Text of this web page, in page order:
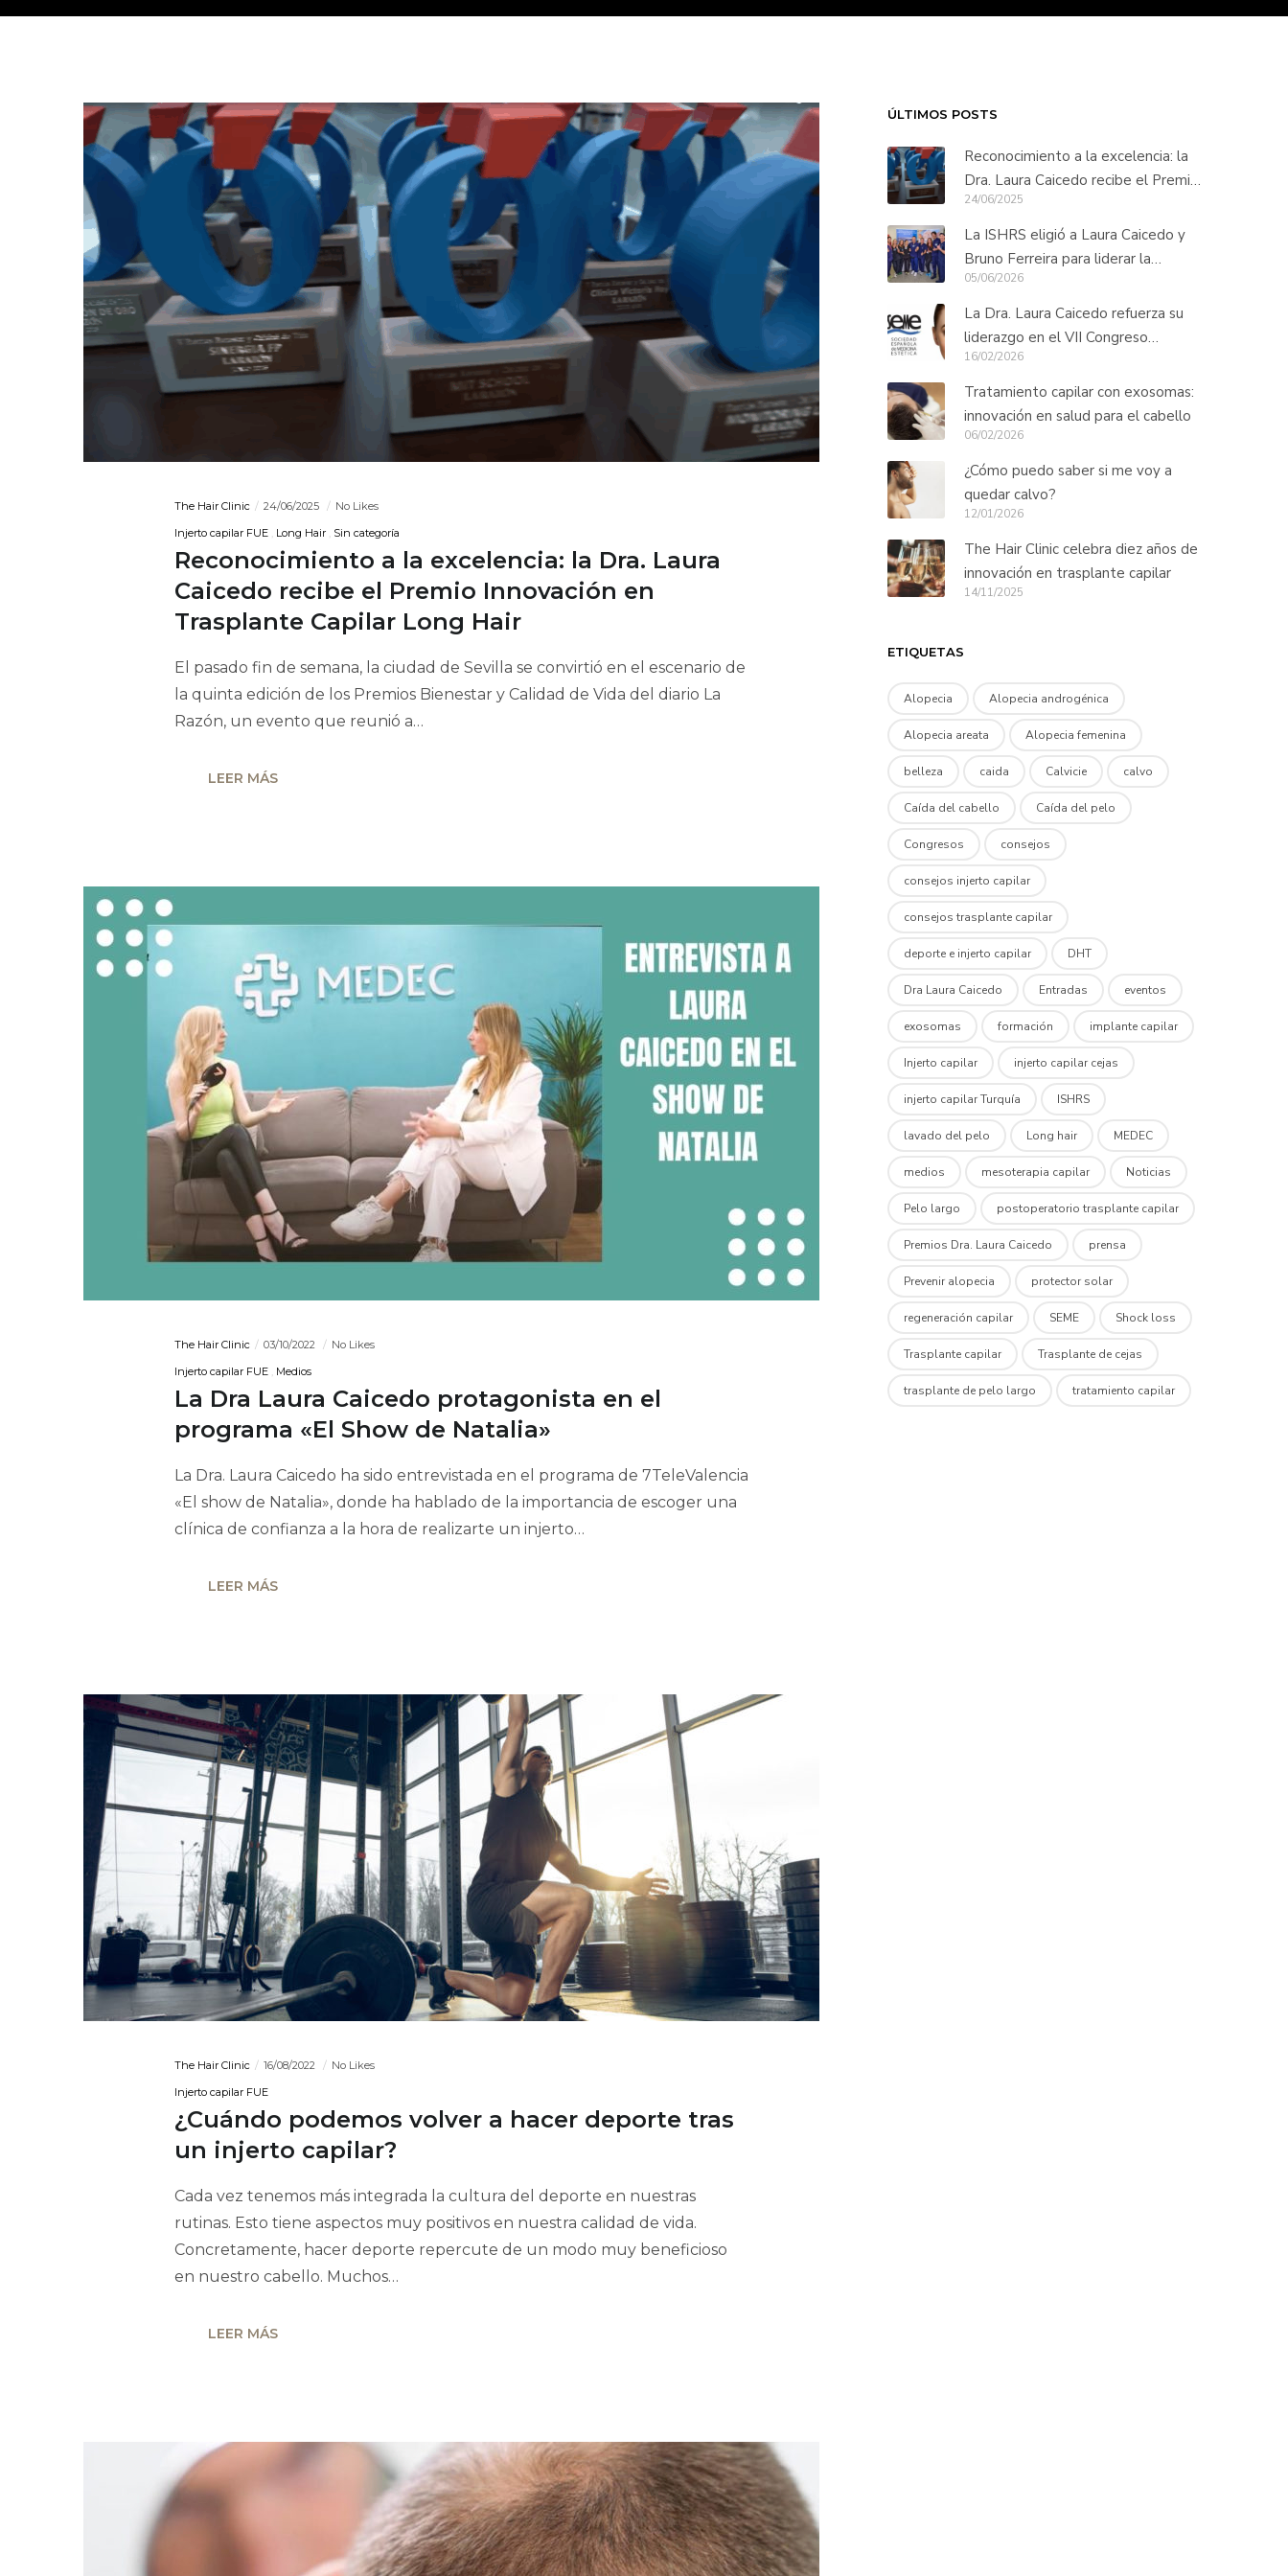
The Hair Clinic 24/06/2025
No Likes
Injerto capilar FUE
Long Hair Sin categoría
Reconocimiento a la excelencia: la Dra. Laura
Caicedo recibe el Premio Innovación en
Trasplante Capilar Long Hair
El pasado fin de semana, la ciudad de Sevilla se convirtió en el escenario de
la quinta edición de los Premios Bienestar y Calidad de Vida del diario La
Razón, un evento que reunió a…
LEER MÁS
The Hair Clinic 03/10/2022
No Likes
Injerto capilar FUE
Medios
La Dra Laura Caicedo protagonista en el
programa «El Show de Natalia»
La Dra. Laura Caicedo ha sido entrevistada en el programa de 7TeleValencia
«El show de Natalia», donde ha hablado de la importancia de escoger una
clínica de confianza a la hora de realizarte un injerto…
LEER MÁS
The Hair Clinic 16/08/2022
No Likes
Injerto capilar FUE
¿Cuándo podemos volver a hacer deporte tras
un injerto capilar?
Cada vez tenemos más integrada la cultura del deporte en nuestras
rutinas. Esto tiene aspectos muy positivos en nuestra calidad de vida.
Concretamente, hacer deporte repercute de un modo muy beneficioso
en nuestro cabello. Muchos…
LEER MÁS
ÚLTIMOS POSTS
Reconocimiento a la excelencia: la
Dra. Laura Caicedo recibe el Premio
Innovación en Trasplante Capilar
Long Hair
24/06/2025
La ISHRS eligió a Laura Caicedo y
Bruno Ferreira para liderar la
formación práctica de cirujanos
capilares de todo el mundo
05/06/2026
La Dra. Laura Caicedo refuerza su
liderazgo en el VII Congreso
SERECAP
16/02/2026
Tratamiento capilar con exosomas:
innovación en salud para el cabello
06/02/2026
¿Cómo puedo saber si me voy a
quedar calvo?
12/01/2026
The Hair Clinic celebra diez años de
innovación en trasplante capilar
14/11/2025
ETIQUETAS
Alopecia Alopecia androgénica
Alopecia areata Alopecia femenina
belleza caida Calvicie calvo
Caída del cabello Caída del pelo
Congresos consejos
consejos injerto capilar
consejos trasplante capilar
deporte e injerto capilar DHT
Dra Laura Caicedo Entradas eventos
exosomas formación implante capilar
Injerto capilar injerto capilar cejas
injerto capilar Turquía ISHRS
lavado del pelo Long hair MEDEC
medios mesoterapia capilar Noticias
Pelo largo postoperatorio trasplante capilar
Premios Dra. Laura Caicedo prensa
Prevenir alopecia protector solar
regeneración capilar SEME Shock loss
Trasplante capilar Trasplante de cejas
trasplante de pelo largo tratamiento capilar